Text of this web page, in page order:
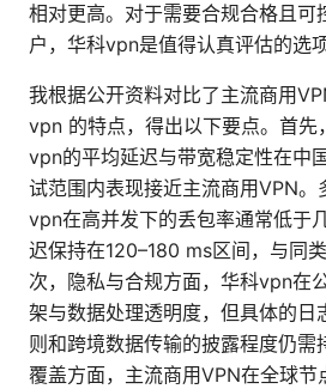
相对更高。对于需要合规合格且可
户，华科vpn是值得认真评估的选项
我根据公开资料对比了主流商用
vpn 的特点，得出以下要点。首先
vpn的平均延迟与带宽稳定性在中
试范围内表现接近主流商用VPN。
vpn在高并发下的丢包率通常低于
迟保持在120–180 ms区间，与同
次，隐私与合规方面，华科vpn在
架与数据处理透明度，但具体的日
则和跨境数据传输的披露程度仍需
覆盖方面，主流商用VPN在全球节